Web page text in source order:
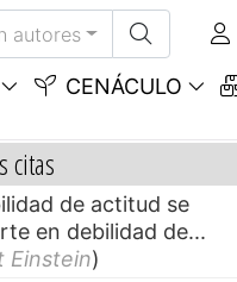
autores
CENÁCULO
citas
de actitud se
en debilidad de...
Einstein)